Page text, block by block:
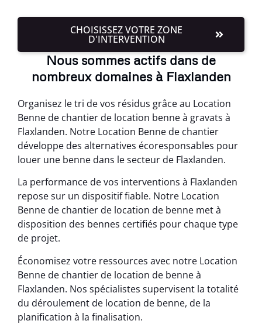
CHOISISSEZ VOTRE ZONE
D'INTERVENTION
Nous sommes actifs dans de
nombreux domaines à Flaxlanden
Organisez le tri de vos résidus grâce au Location
Benne de chantier de location benne à gravats à
Flaxlanden. Notre Location Benne de chantier
développe des alternatives écoresponsables pour
louer une benne dans le secteur de Flaxlanden.
La performance de vos interventions à Flaxlanden
repose sur un dispositif fiable. Notre Location
Benne de chantier de location de benne met à
disposition des bennes certifiés pour chaque type
de projet.
Économisez votre ressources avec notre Location
Benne de chantier de location de benne à
Flaxlanden. Nos spécialistes supervisent la totalité
du déroulement de location de benne, de la
planification à la finalisation.